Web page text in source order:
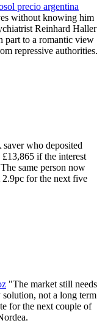
precio argentina
without knowing him
Reinhard Haller
part to a romantic view
repressive authorities.
saver who deposited
if the interest
same person now
2.9pc for the next five
"The market still needs
not a long term
for the next couple of